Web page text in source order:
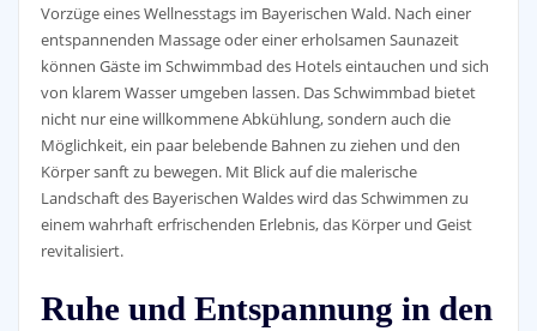
Vorzüge eines Wellnesstags im Bayerischen Wald. Nach einer
entspannenden Massage oder einer erholsamen Saunazeit
können Gäste im Schwimmbad des Hotels eintauchen und sich
von klarem Wasser umgeben lassen. Das Schwimmbad bietet
nicht nur eine willkommene Abkühlung, sondern auch die
Möglichkeit, ein paar belebende Bahnen zu ziehen und den
Körper sanft zu bewegen. Mit Blick auf die malerische
Landschaft des Bayerischen Waldes wird das Schwimmen zu
einem wahrhaft erfrischenden Erlebnis, das Körper und Geist
revitalisiert.
Ruhe und Entspannung in den